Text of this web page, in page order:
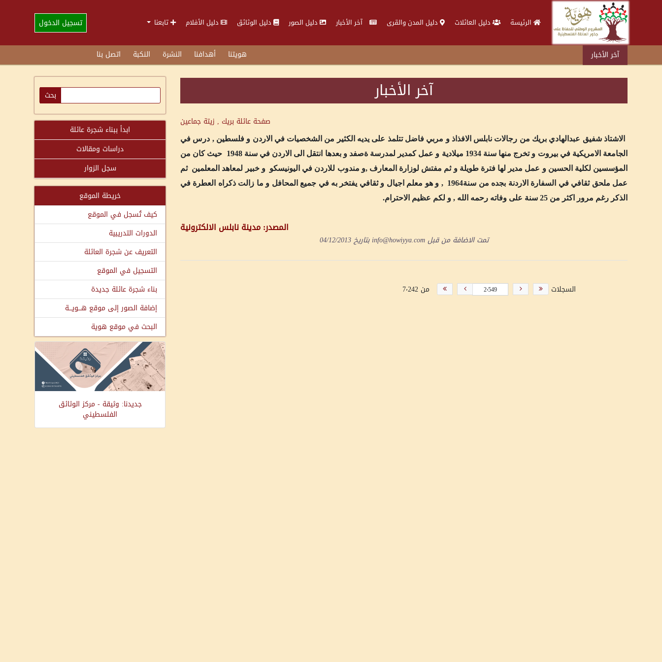
الرئيسة دليل العائلات دليل المدن والقرى آخر الأخبار دليل الصور دليل الوثائق دليل الأفلام تابعنا تسجيل الدخول
آخر الأخبار هويتنا أهدافنا النشرة النكبة اتصل بنا
آخر الأخبار
صفحة عائلة بريك , زيتة جماعين
الاشتاذ شفيق عبدالهادي بريك من رجالات نابلس الافذاذ و مربي فاضل تتلمذ على يديه الكثير من الشخصيات في الاردن و فلسطين , درس في
الجامعة الامريكية في بيروت و تخرج منها سنة 1934 ميلادية و عمل كمدير لمدرسة ةصفد و بعدها انتقل الى الاردن في سنة 1948 حيث كان من
المؤسسين لكلية الحسين و عمل مدير لها فترة طويلة و ثم مفتش لوزارة المعارف ,و مندوب للاردن في اليونيسكو و خبير لمعاهد المعلمين ثم
عمل ملحق ثقافي في السفارة الاردنة بجده من سنة1964 , و هو معلم اجيال و ثقافي يفتخر به في جميع المحافل و ما زالت ذكراه العطرة في
الذكر رغم مرور اكثر من 25 سنة على وفاته رحمه الله , و لكم عظيم الاحترام.
المصدر: مدينة نابلس الالكترونية
تمت الاضافة من قبلinfo@howiyya.com بتاريخ04/12/2013
السجلات من 7٬242
ابدأ ببناء شجرة عائلة
دراسات ومقالات
سجل الزوار
خريطة الموقع
كيف تُسجل في الموقع
الدورات التدريبية
التعريف عن شجرة العائلة
التسجيل في الموقع
بناء شجرة عائلة جديدة
إضافة الصور إلى موقع هـــويـــة
البحث في موقع هوية
جديدنا: وثيقة - مركز الوثائق
الفلسطيني